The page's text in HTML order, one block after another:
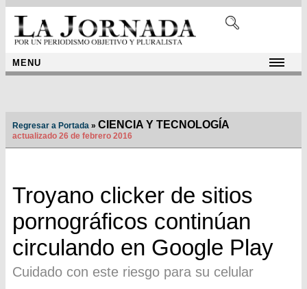
MENU
Regresar a Portada » CIENCIA Y TECNOLOGÍA
actualizado 26 de febrero 2016
Troyano clicker de sitios
pornográficos continúan
circulando en Google Play
Cuidado con este riesgo para su celular